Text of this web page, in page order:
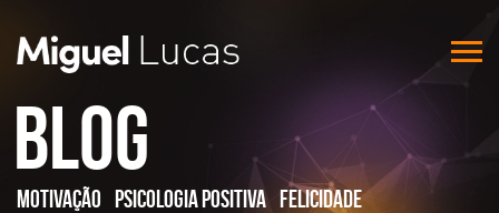
Blog
Motivação Psicologia Positiva Felicidade